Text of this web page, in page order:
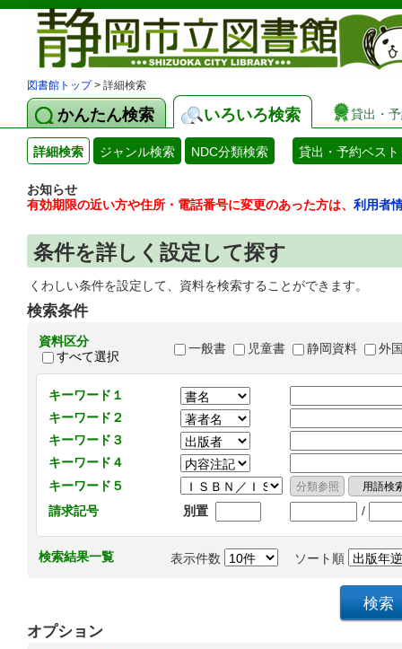
図書館トップ> 詳細検索
かんたん検索 いろいろ検索 貸出・
詳細検索 ジャンル検索 NDC分類検索 貸出・予約ベスト
お知らせ
有効期限の近い方や住所・電話番号に変更のあった方は、 利用者
条件を詳しく設定して探す
くわしい条件を設定して、資料を検索することができます。
検索条件
資料区分
すべて選択
一般書 児童書 静岡資料 外
キーワード１
キーワード２
キーワード３
キーワード４
キーワード５
請求記号
別置 /
検索結果一覧 表示件数 ソート順
オプション